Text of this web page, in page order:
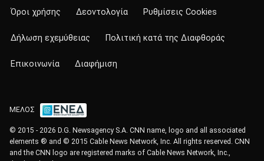
Όροι χρήσης Δεοντολογία Ρυθμίσεις Cookies
Δήλωση εχεμύθειας Πολιτική κατά της Διαφθοράς
Επικοινωνία Διαφήμιση
ΜΕΛΟΣ
© 2015 - 2026 D.G. Newsagency S.A. CNN name, logo and all associated
elements ® and © 2015 Cable News Network, Inc. All rights reserved. CNN
and the CNN logo are registered marks of Cable News Network, Inc.,